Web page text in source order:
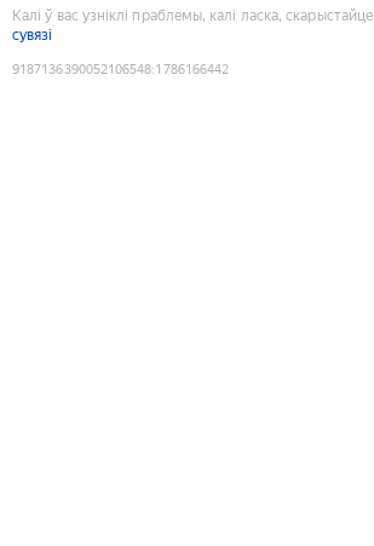
Калі ў вас узніклі праблемы, калі ласка, скарыстайце
сувязі
9187136390052106548:1786166442